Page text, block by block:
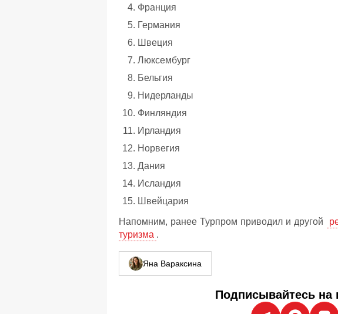
Франция
Германия
Швеция
Люксембург
Бельгия
Нидерланды
Финляндия
Ирландия
Норвегия
Дания
Исландия
Швейцария
Напомним, ранее Турпром приводил и другой
туризма .
Яна Вараксина
Подписывайтесь на